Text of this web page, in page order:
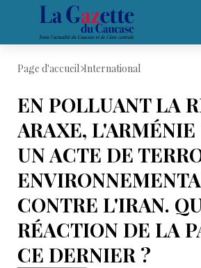
Page d'accueil International
EN POLLUANT LA
ARAXE,
UN ACTE DE
CONTRE L'IRAN.
RÉACTION DE LA
CE DERNIER ?